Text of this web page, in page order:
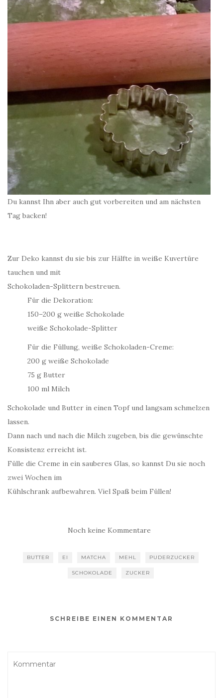
Du kannst Ihn aber auch gut vorbereiten und am nächsten
Tag backen!
Zur Deko kannst du sie bis zur Hälfte in weiße Kuvertüre
tauchen und mit
Schokoladen-Splittern bestreuen.
Für die Dekoration:
150–200 g weiße Schokolade
weiße Schokolade-Splitter
Für die Füllung, weiße Schokoladen-Creme:
200 g weiße Schokolade
75 g Butter
100 ml Milch
Schokolade und Butter in einen Topf und langsam schmelzen
lassen.
Dann nach und nach die Milch zugeben, bis die gewünschte
Konsistenz erreicht ist.
Fülle die Creme in ein sauberes Glas, so kannst Du sie noch
zwei Wochen im
Kühlschrank aufbewahren. Viel Spaß beim Füllen!
Noch keine Kommentare
BUTTER EI MATCHA MEHL PUDERZUCKER
SCHOKOLADE ZUCKER
SCHREIBE EINEN KOMMENTAR